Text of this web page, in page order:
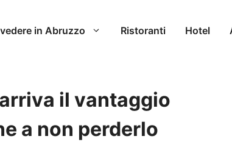
in Abruzzo Ristoranti Hotel
il vantaggio
a non perderlo